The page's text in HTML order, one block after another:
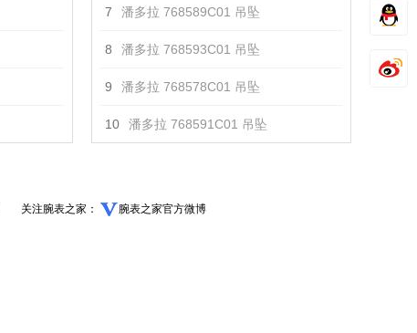
7 潘多拉 768589C01 吊坠
8 潘多拉 768593C01 吊坠
9 潘多拉 768578C01 吊坠
10 潘多拉 768591C01 吊坠
关注腕表之家： 腕表之家官方微博